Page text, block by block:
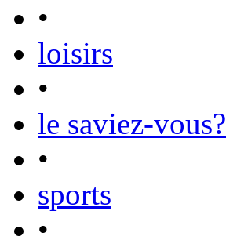
•
loisirs
•
le saviez-vous?
•
sports
•